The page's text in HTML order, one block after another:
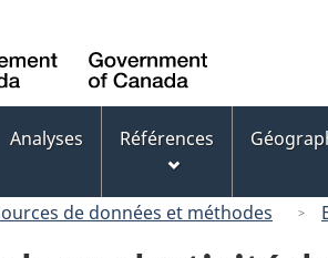
Canada
Analyses Références
de données et méthodes